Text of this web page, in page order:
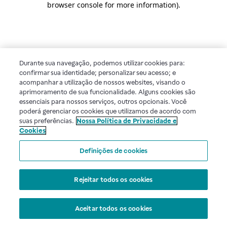
browser console for more information).
Durante sua navegação, podemos utilizar cookies para:
confirmar sua identidade; personalizar seu acesso; e
acompanhar a utilização de nossos websites, visando o
aprimoramento de sua funcionalidade. Alguns cookies são
essenciais para nossos serviços, outros opcionais. Você
poderá gerenciar os cookies que utilizamos de acordo com
suas preferências. Nossa Política de Privacidade e
Cookies
Definições de cookies
Rejeitar todos os cookies
Aceitar todos os cookies